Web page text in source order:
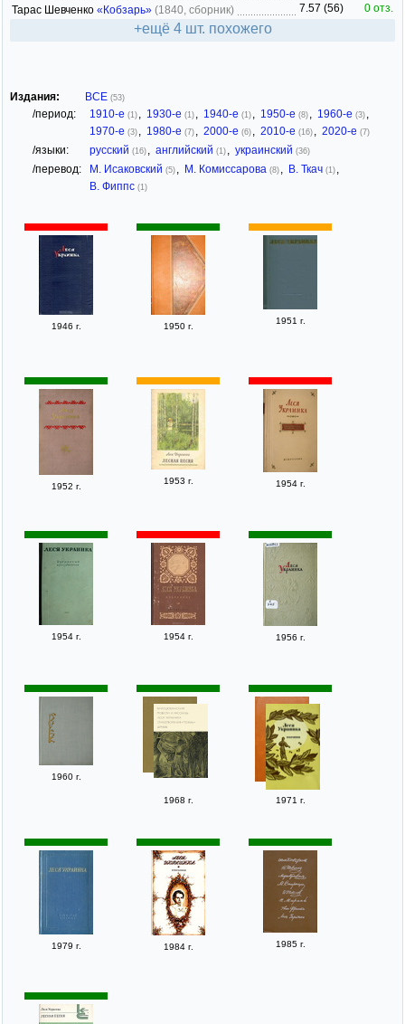
Тарас Шевченко «Кобзарь» (1840, сборник) 7.57 (56) 0 отз.
+ещё 4 шт. похожего
Издания: ВСЕ (53)
/период: 1910-е (1) , 1930-е (1) , 1940-е (1) , 1950-е (8) , 1960-е (3) ,
1970-е (3) , 1980-е (7) , 2000-е (6) , 2010-е (16) , 2020-е (7)
/языки: русский (16) , английский (1) , украинский (36)
/перевод: М. Исаковский (5) , М. Комиссарова (8) , В. Ткач (1) ,
В. Фиппс (1)
1946 г. 1950 г.
1951 г.
1952 г.
1953 г. 1954 г.
1954 г. 1954 г. 1956 г.
1960 г.
1968 г. 1971 г.
1979 г. 1984 г. 1985 г.